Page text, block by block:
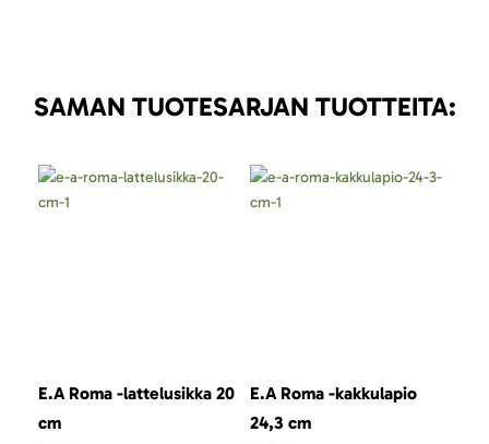
SAMAN TUOTESARJAN TUOTTEITA:
E.A Roma -lattelusikka 20
cm
E.A Roma -kakkulapio
24,3 cm